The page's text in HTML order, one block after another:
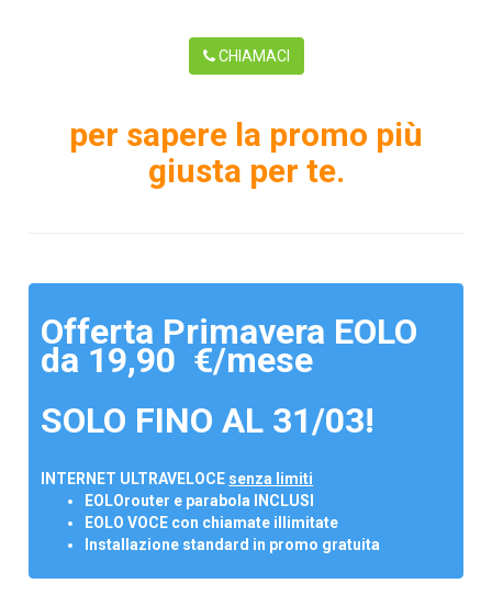
CHIAMACI
per sapere la promo più
giusta per te.
Offerta Primavera EOLO
da 19,90 €/mese
SOLO FINO AL 31/03!
INTERNET ULTRAVELOCE senza limiti
EOLOrouter e parabola INCLUSI
EOLO VOCE con chiamate illimitate
Installazione standard in promo gratuita